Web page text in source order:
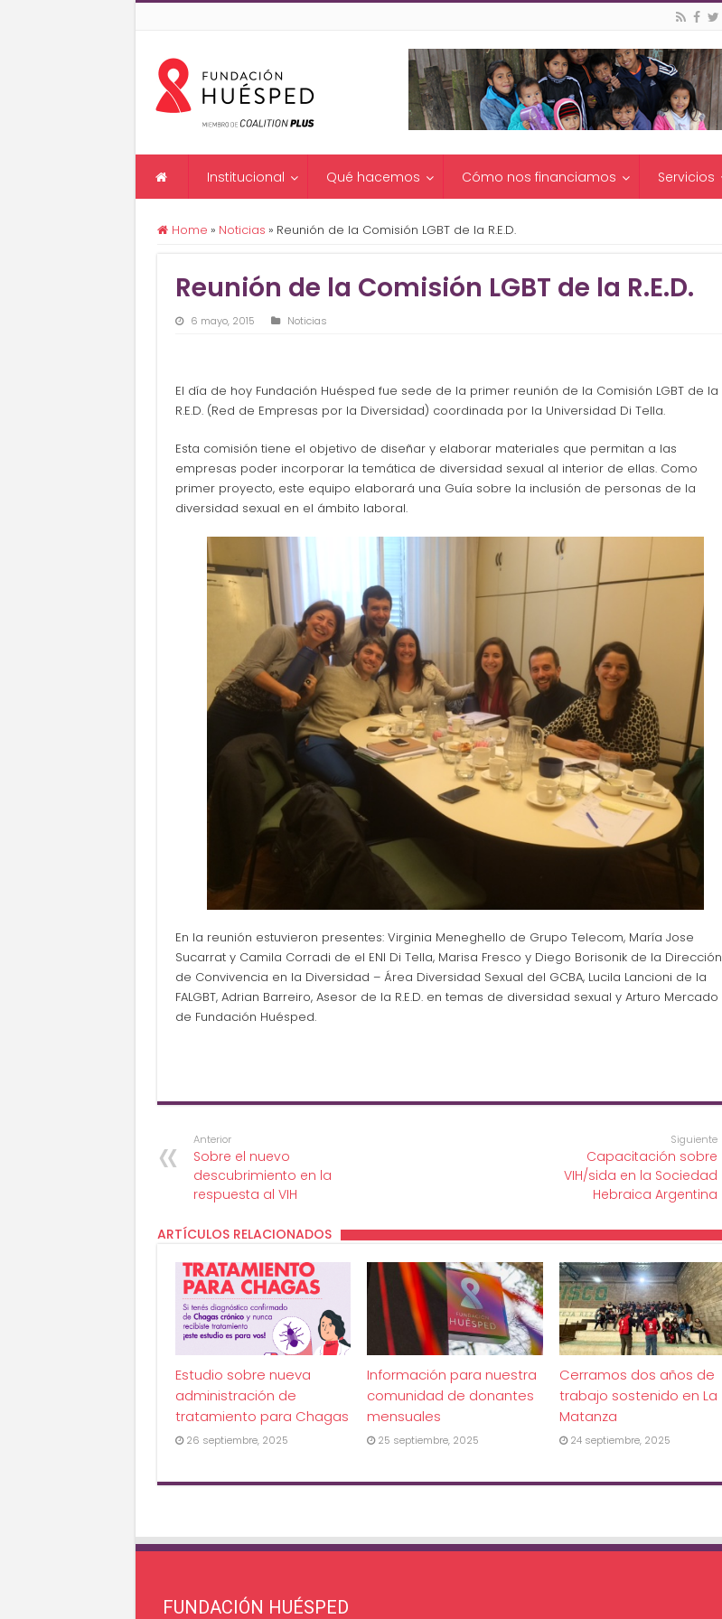
Institucional Qué hacemos Cómo nos financiamos Servicios
Home » Noticias » Reunión de la Comisión LGBT de la R.E.D.
Reunión de la Comisión LGBT de la R.E.D.
6 mayo, 2015 Noticias
El día de hoy Fundación Huésped fue sede de la primer reunión de la Comisión LGBT de la
R.E.D. (Red de Empresas por la Diversidad) coordinada por la Universidad Di Tella.
Esta comisión tiene el objetivo de diseñar y elaborar materiales que permitan a las
empresas poder incorporar la temática de diversidad sexual al interior de ellas. Como
primer proyecto, este equipo elaborará una Guía sobre la inclusión de personas de la
diversidad sexual en el ámbito laboral.
En la reunión estuvieron presentes: Virginia Meneghello de Grupo Telecom, María Jose
Sucarrat y Camila Corradi de el ENI Di Tella, Marisa Fresco y Diego Borisonik de la Dirección
de Convivencia en la Diversidad – Área Diversidad Sexual del GCBA, Lucila Lancioni de la
FALGBT, Adrian Barreiro, Asesor de la R.E.D. en temas de diversidad sexual y Arturo Mercado
de Fundación Huésped.
Anterior
Sobre el nuevo
descubrimiento en la
respuesta al VIH
Siguiente
Capacitación sobre
VIH/sida en la Sociedad
Hebraica Argentina
ARTÍCULOS RELACIONADOS
Estudio sobre nueva
administración de
tratamiento para Chagas
26 septiembre, 2025
Información para nuestra
comunidad de donantes
mensuales
25 septiembre, 2025
Cerramos dos años de
trabajo sostenido en La
Matanza
24 septiembre, 2025
FUNDACIÓN HUÉSPED